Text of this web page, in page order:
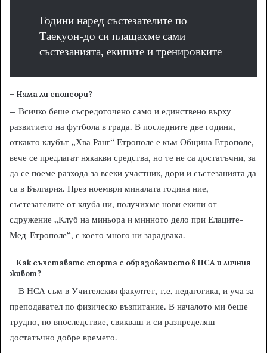
Години наред състезателите по
Таекуон-до си плащахме сами
състезанията, екипите и тренировките
– Няма ли спонсори?
– Всичко беше съсредоточено само и единствено върху
развитието на футбола в града. В последните две години,
откакто клубът „Хва Ранг“ Етрополе е към Община Етрополе,
вече се предлагат някакви средства, но те не са достатъчни, за
да се поеме разхода за всеки участник, дори и състезанията да
са в България. През ноември миналата година ние,
състезателите от клуба ни, получихме нови екипи от
сдружение „Клуб на миньора и минното дело при Елаците-
Мед-Етрополе“, с което много ни зарадваха.
– Как съчетавате спорта с образованието в НСА и личния
живот?
– В НСА съм в Учителския факултет, т.е. педагогика, и уча за
преподавател по физическо възпитание. В началото ми беше
трудно, но впоследствие, свикваш и си разпределяш
достатъчно добре времето.